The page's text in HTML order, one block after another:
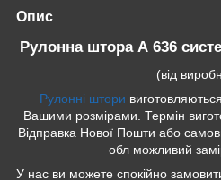
Опис
Рулонна штора А 636
(від
Рулонні штори
Вашими розмірами. Термін
Відправка Нової Пошти або
обл можливий
У нас ви можете спокійно